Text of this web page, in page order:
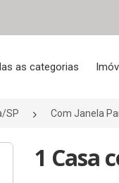
as categorias
SP Com Janela
1 Casa